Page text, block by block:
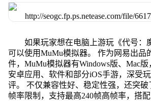
如果玩家想在电脑上游玩《代号：
可以使用MuMu模拟器。 作为网易出品
件，MuMu模拟器有Windows版、Mac
安卓应用、软件和部分iOS手游，深受
评。 不仅兼容性好、稳定性强，还突
帧率限制，支持最高240帧高帧率，搭